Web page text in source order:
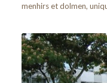
menhirs et dolmen,